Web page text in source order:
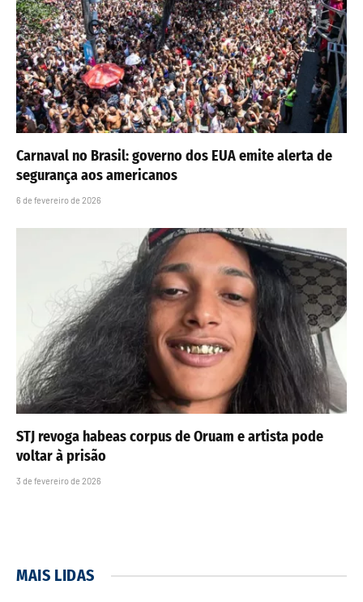
Carnaval no Brasil: governo dos EUA emite alerta de
segurança aos americanos
6 de fevereiro de 2026
STJ revoga habeas corpus de Oruam e artista pode
voltar à prisão
3 de fevereiro de 2026
MAIS LIDAS